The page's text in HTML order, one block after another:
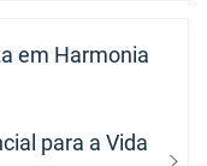
em Harmonia
para a Vida